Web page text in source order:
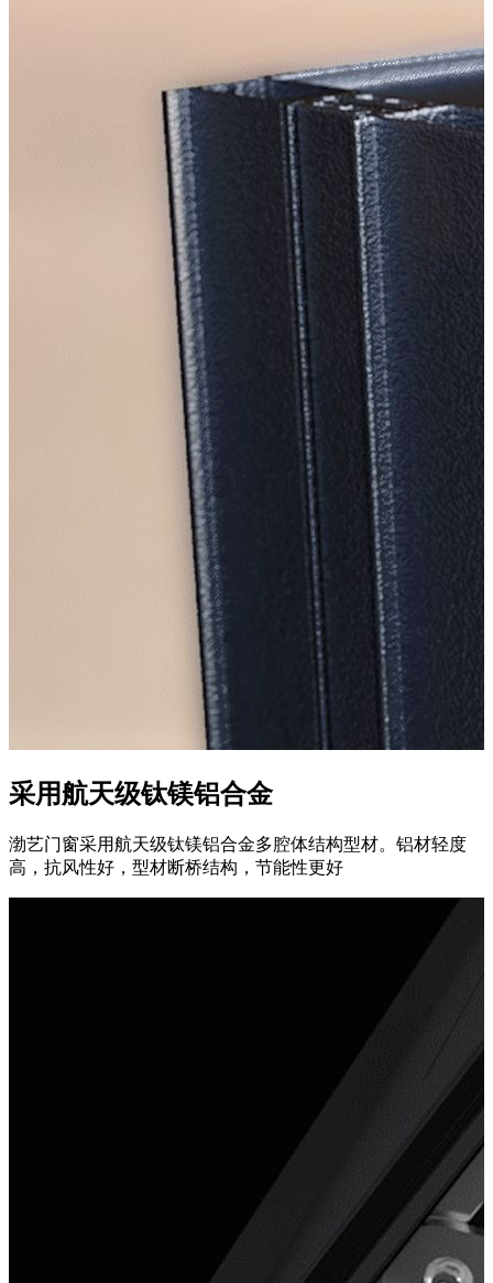
采用航天级钛镁铝合金
渤艺门窗采用航天级钛镁铝合金多腔体结构型材。铝材轻度
高，抗风性好，型材断桥结构，节能性更好